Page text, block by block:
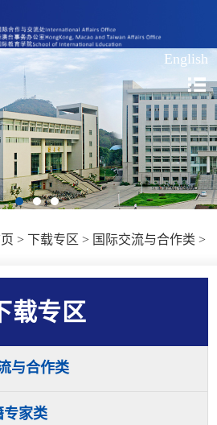
English
>下载专区 > 国际交流与合作类 >
载专区
与合作类
专家类